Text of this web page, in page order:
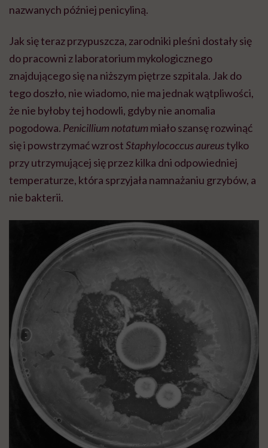
nazwanych później penicyliną.
Jak się teraz przypuszcza, zarodniki pleśni dostały się
do pracowni z laboratorium mykologicznego
znajdującego się na niższym piętrze szpitala. Jak do
tego doszło, nie wiadomo, nie ma jednak wątpliwości,
że nie byłoby tej hodowli, gdyby nie anomalia
pogodowa. Penicillium notatum miało szansę rozwinąć
się i powstrzymać wzrostStaphylococcus aureustylko
przy utrzymującej się przez kilka dni odpowiedniej
temperaturze, która sprzyjała namnażaniu grzybów, a
nie bakterii.